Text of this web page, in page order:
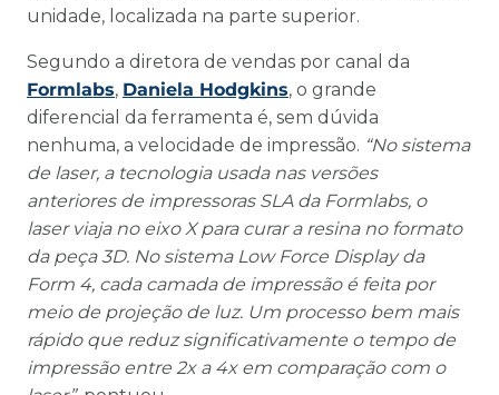
unidade, localizada na parte superior.
Segundo a diretora de vendas por canal da
Formlabs, Daniela Hodgkins, o grande
diferencial da ferramenta é, sem dúvida
nenhuma, a velocidade de impressão. “No sistema
de laser, a tecnologia usada nas versões
anteriores de impressoras SLA da Formlabs, o
laser viaja no eixo X para curar a resina no formato
da peça 3D. No sistema Low Force Display da
Form 4, cada camada de impressão é feita por
meio de projeção de luz. Um processo bem mais
rápido que reduz significativamente o tempo de
impressão entre 2x a 4x em comparação com o